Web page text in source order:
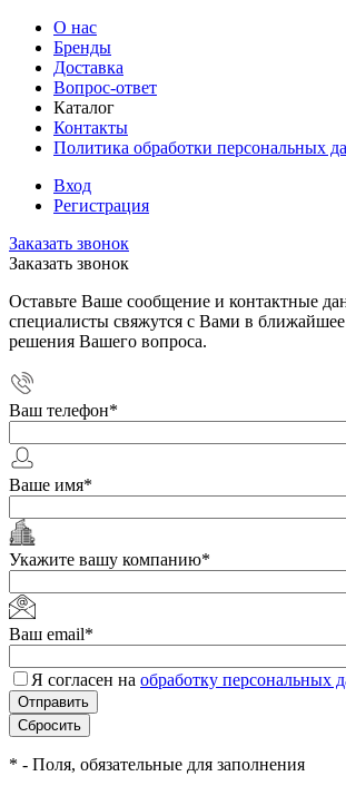
О нас
Бренды
Доставка
Вопрос-ответ
Каталог
Контакты
Политика обработки персональных
Вход
Регистрация
Заказать звонок
Заказать звонок
Оставьте Ваше сообщение и контактные
специалисты свяжутся с Вами в ближайшее
решения Вашего вопроса.
Ваш телефон*
Ваше имя*
Укажите вашу компанию*
Ваш email*
Я согласен на обработку персональных
* - Поля, обязательные для заполнения